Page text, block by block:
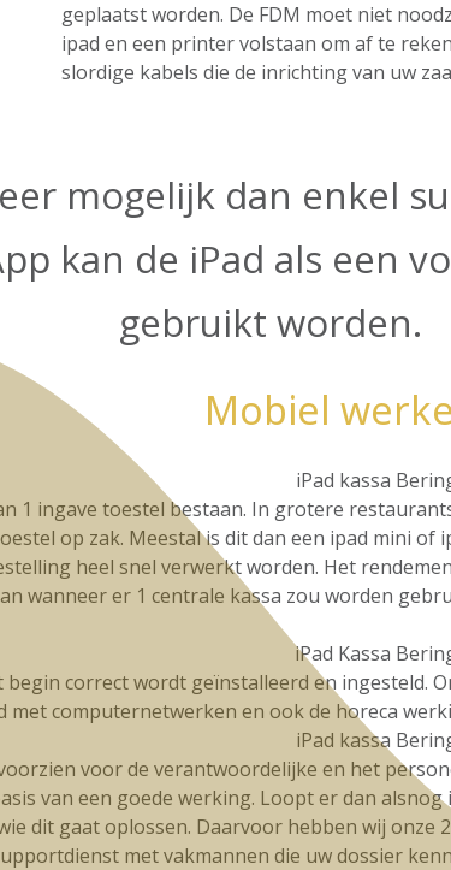
geplaatst worden. De FDM moet niet
ipad en een printer volstaan om af te
slordige kabels die de inrichting van uw
mogelijk dan enkel
kan de iPad als een
gebruikt worden.
Mobiel
iPad kassa
1 ingave toestel bestaan. In grotere
op zak. Meestal is dit dan een ipad mini of
heel snel verwerkt worden. Het
wanneer er 1 centrale kassa zou worden
iPad Kassa
correct wordt geïnstalleerd en ingesteld.
met computernetwerken en ook de horeca
iPad kassa
voor de verantwoordelijke en het
van een goede werking. Loopt er dan alsnog
dit gaat oplossen. Daarvoor hebben wij onze
met vakmannen die uw dossier